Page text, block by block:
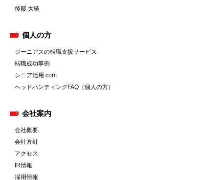
後藤 大暁
個人の方
ジーニアスの転職支援サービス
転職成功事例
シニア活用.com
ヘッドハンティングFAQ（個人の方）
会社案内
会社概要
会社方針
アクセス
IR情報
採用情報